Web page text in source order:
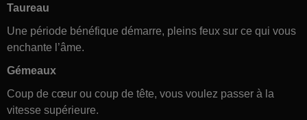
Taureau
Une période bénéfique démarre, pleins feux sur ce qui vous
enchante l’âme.
Gémeaux
Coup de cœur ou coup de tête, vous voulez passer à la
vitesse supérieure.